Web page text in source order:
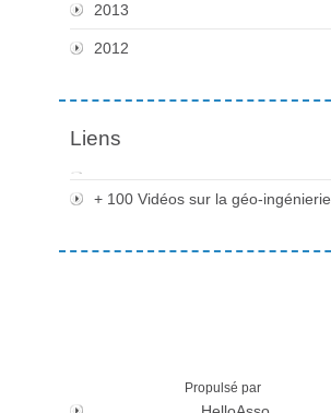
2013
2012
Liens
+ 100 Vidéos sur la géo-ingénierie
Propulsé par